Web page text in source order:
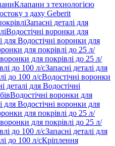
Клапани з технологією
з даху Geberit
Запасні деталі для
Водостічні воронки для
для Водостічні воронки для
для покрівлі до 25 л/
для покрівлі до 25 л/
до 100 л/сЗапасні деталі для
до 100 л/сВодостічні воронки
деталі для Водостічні
Водостічні воронки для
для Водостічні воронки для
для покрівлі до 25 л/
для покрівлі до 25 л/
до 100 л/сЗапасні деталі для
до 100 л/сКріплення